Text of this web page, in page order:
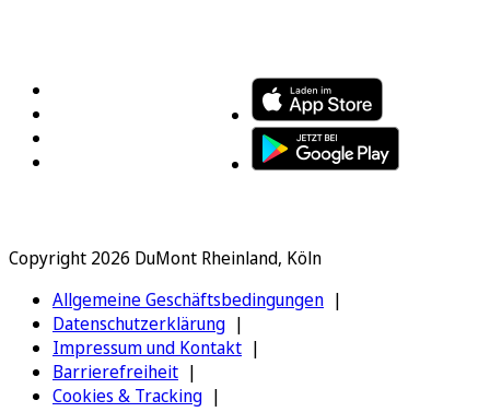
Copyright 2026 DuMont Rheinland, Köln
Allgemeine Geschäftsbedingungen
Datenschutzerklärung
Impressum und Kontakt
Barrierefreiheit
Cookies & Tracking